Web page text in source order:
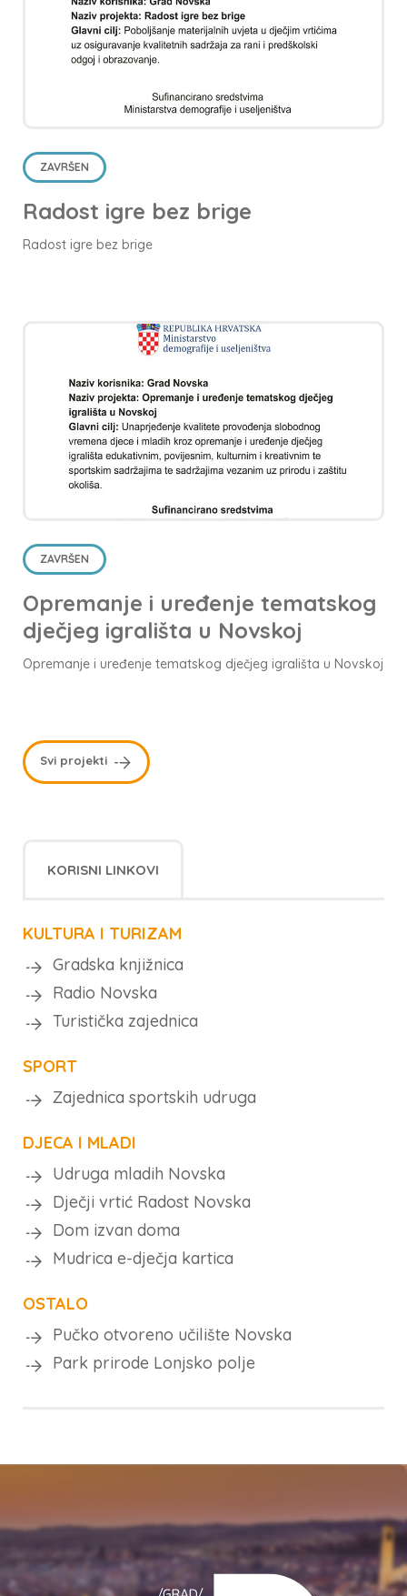
ZAVRŠEN
Radost igre bez brige
Radost igre bez brige
ZAVRŠEN
Opremanje i uređenje tematskog
dječjeg igrališta u Novskoj
Opremanje i uređenje tematskog dječjeg igrališta u Novskoj
Svi projekti
KORISNI LINKOVI
KULTURA I TURIZAM
Gradska knjižnica
Radio Novska
Turistička zajednica
SPORT
Zajednica sportskih udruga
DJECA I MLADI
Udruga mladih Novska
Dječji vrtić Radost Novska
Dom izvan doma
Mudrica e-dječja kartica
OSTALO
Pučko otvoreno učilište Novska
Park prirode Lonjsko polje